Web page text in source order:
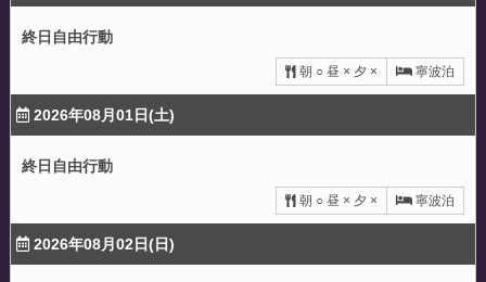
終日自由行動
寧波泊
朝 ○ 昼 × 夕 ×
2026年08月01日(土)
終日自由行動
寧波泊
朝 ○ 昼 × 夕 ×
2026年08月02日(日)